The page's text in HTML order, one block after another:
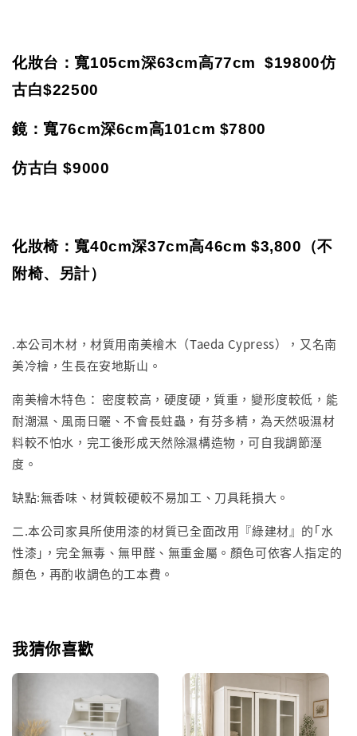
化妝台：寬105cm深63cm高77cm $19800仿
古白$22500
鏡：寬76cm深6cm高101cm $7800
仿古白 $9000
化妝椅：寬40cm深37cm高46cm $3,800（不
附椅、另計）
.本公司木材，材質用南美檜木（Taeda Cypress），又名南
美冷檜，生長在安地斯山。
南美檜木特色： 密度較高，硬度硬，質重，變形度較低，能
耐潮濕、風雨日曬、不會長蛀蟲，有芬多精，為天然吸濕材
料較不怕水，完工後形成天然除濕構造物，可自我調節溼
度。
缺點:無香味、材質較硬較不易加工、刀具耗損大。
二.本公司家具所使用漆的材質已全面改用『綠建材』的｢水
性漆｣，完全無毒、無甲醛、無重金屬。顏色可依客人指定的
顏色，再酌收調色的工本費。
我猜你喜歡